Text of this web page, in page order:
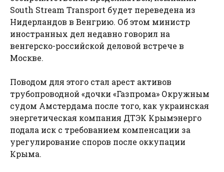
South Stream Transport будет переведена из
Нидерландов в Венгрию. Об этом министр
иностранных дел недавно говорил на
венгерско-российской деловой встрече в
Москве.
Поводом для этого стал арест активов
трубопроводной «дочки «Газпрома» Окружным
судом Амстердама после того, как украинская
энергетическая компания ДТЭК Крымэнерго
подала иск с требованием компенсации за
урегулирование споров после оккупации
Крыма.